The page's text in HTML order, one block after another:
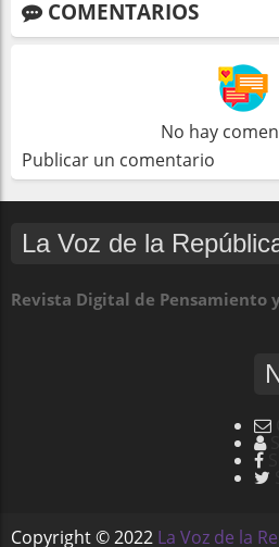
COMENTARIOS
No hay
Publicar un comentario
La Voz de la
Revista Digital de Pensamiento
Copyright ©2022 La Voz de la